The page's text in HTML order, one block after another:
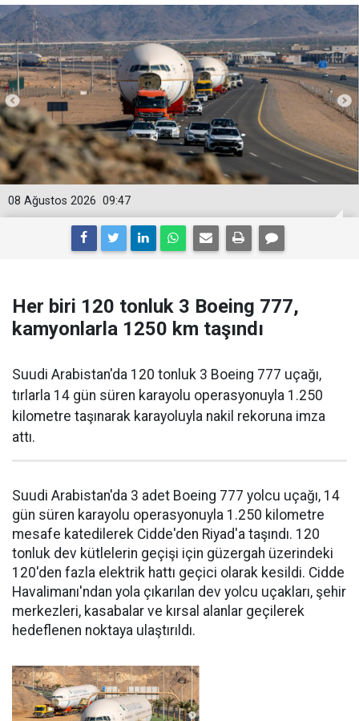
09:47
08 Ağustos 2026
Her biri 120 tonluk 3 Boeing 777,
kamyonlarla 1250 km taşındı
Suudi Arabistan'da 120 tonluk 3 Boeing 777 uçağı,
tırlarla 14 gün süren karayolu operasyonuyla 1.250
kilometre taşınarak karayoluyla nakil rekoruna imza
attı.
Suudi Arabistan'da 3 adet Boeing 777 yolcu uçağı, 14
gün süren karayolu operasyonuyla 1.250 kilometre
mesafe katedilerek Cidde'den Riyad'a taşındı. 120
tonluk dev kütlelerin geçişi için güzergah üzerindeki
120'den fazla elektrik hattı geçici olarak kesildi. Cidde
Havalimanı'ndan yola çıkarılan dev yolcu uçakları, şehir
merkezleri, kasabalar ve kırsal alanlar geçilerek
hedeflenen noktaya ulaştırıldı.